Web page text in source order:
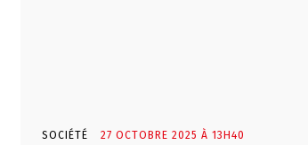
SOCIÉTÉ 27 OCTOBRE 2025 À 13H40